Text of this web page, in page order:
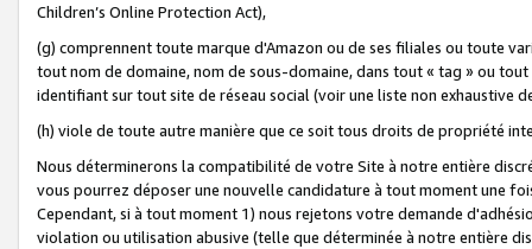
Children’s Online Protection Act),
(g) comprennent toute marque d'Amazon ou de ses filiales ou toute
tout nom de domaine, nom de sous-domaine, dans tout « tag » ou
identifiant sur tout site de réseau social (voir une liste non exhaustive
(h) viole de toute autre manière que ce soit tous droits de propriété
Nous déterminerons la compatibilité de votre Site à notre entière
vous pourrez déposer une nouvelle candidature à tout moment une
Cependant, si à tout moment 1) nous rejetons votre demande
violation ou utilisation abusive (telle que déterminée à notre entière